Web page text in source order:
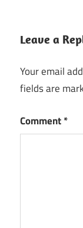
Leave a
Your email
fields are
Comment*